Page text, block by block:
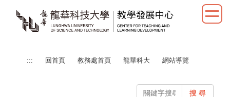
::: 回首頁 教務處首頁 龍華科大 網站導覽
搜 尋